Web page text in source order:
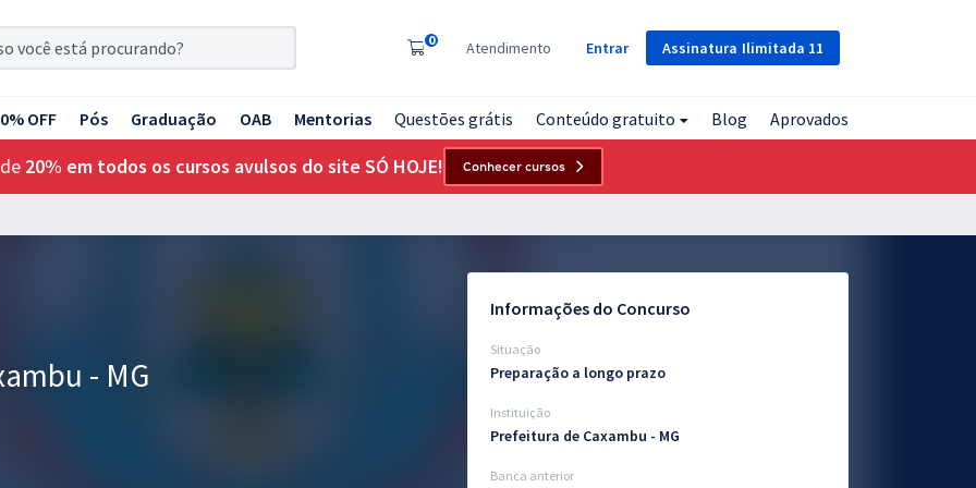
Assinatura Ilimitada 11
0 Atendimento Entrar
OFF Pós Graduação OAB Mentorias Questões grátis Conteúdo gratuito Blog Aprovados
20% em todos os cursos avulsos do site SÓ HOJE! Conhecer cursos
- MG
Informações do Concurso
Situação
Preparação a longo prazo
Instituição
Prefeitura de Caxambu - MG
Banca anterior